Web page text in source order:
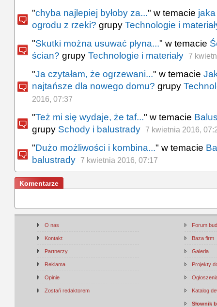
"chyba najlepiej byłoby za..." w temacie
ogrodu z rzeki? grupy Technologie i
"Skutki można usuwać płyna..." w temacie
ścian? grupy Technologie i materiały 7
"Ja czytałam, że ogrzewani..." w temacie
najtańsze dla nowego domu? grupy
2016, 07:37
"Też mi się wydaje, że taf..." w temacie
grupy Schody i balustrady 7 kwietnia 2016,
"Dużo możliwości i kombina..." w temacie
balustrady
7 kwietnia 2016, 07:17
Komentarze
O nas
Kontakt
Partnerzy
Reklama
Opinie
Zostań redaktorem
Forum
Baza firm
Galeria
Projekty
Katalog
Słownik